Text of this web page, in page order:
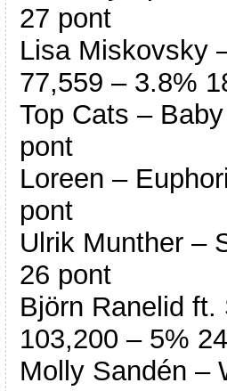
27 pont
Lisa Miskovsky
77,559 – 3.8%
Top Cats –
pont
Loreen –
pont
Ulrik Munther –
26 pont
Björn Ranelid
103,200 – 5%
Molly Sandén –